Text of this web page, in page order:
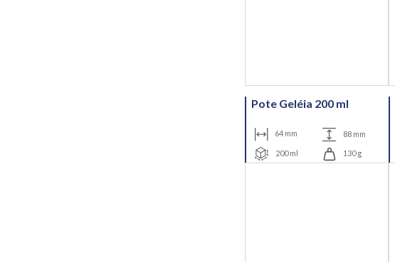
Pote Geléia 200 ml
64 mm 88 mm
200 ml 130 g